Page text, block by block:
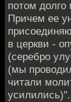
потом долго
Причем ее
в церкви -
(серебро
(мы
читали
усилились)".